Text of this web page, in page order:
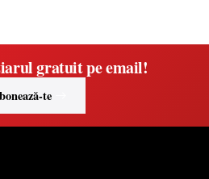
gratuit pe email!
te